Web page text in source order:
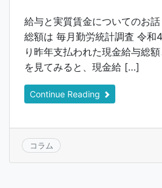
給与と実質賃金についてのお
総額は 毎月勤労統計調査 令和
り昨年支払われた現金給与総
を見てみると、現金給 […]
Continue Reading
コラム